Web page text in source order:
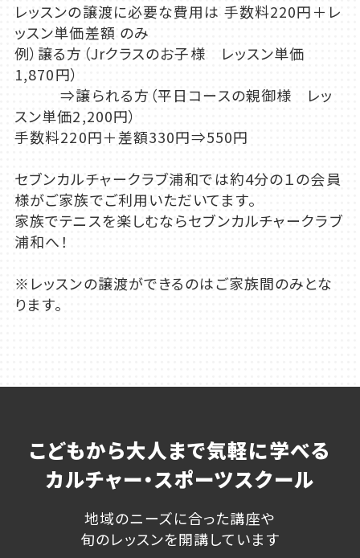
レッスンの譲渡に必要な費用は 手数料220円＋レ
ッスン単価差額 のみ
例）譲る方（Jrクラスのお子様 レッスン単価
1,870円）
⇒譲られる方（平日コースの親御様 レッ
スン単価2,200円）
手数料220円＋差額330円⇒550円
セブンカルチャークラブ浦和では約4分の１の会員
様がご家族でご利用いただいてます。
家族でテニスを楽しむならセブンカルチャークラブ
浦和へ！
※レッスンの譲渡ができるのはご家族間のみとな
ります。
こどもから大人まで気軽に学べる
カルチャー・スポーツスクール
地域のニーズに合った講座や
旬のレッスンを開講しています